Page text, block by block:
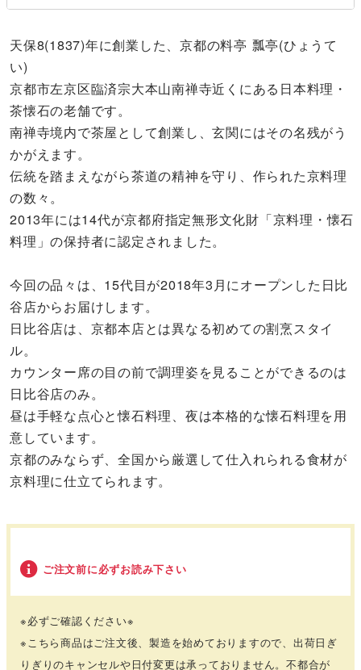
天保8(1837)年に創業した、京都の料亭 瓢亭(ひょうて
い)
京都市左京区臨済宗大本山南禅寺近くにある日本料理・
茶懐石の老舗です。
南禅寺境内で茶屋として創業し、玄関にはその名残がう
かがえます。
伝統を踏まえながら茶道の精神を守り、作られた京料理
の数々。
2013年には14代が京都府指定無形文化財「京料理・懐石
料理」の保持者に認定されました。
今回の品々は、15代目が2018年3月にオープンした日比
谷店からお届けします。
日比谷店は、京都本店とは異なる初めての割烹スタイ
ル。
カウンター席の目の前で調理姿を見ることができるのは
日比谷店のみ。
昼は手軽な点心と懐石料理、夜は本格的な懐石料理を用
意しています。
京都のみならず、全国から厳選して仕入れられる食材が
京料理に仕立てられます。
ご注文前に必ずお読み下さい
※必ずご確認ください※
※こちら商品はご注文後、製造を始めておりますので、出荷日ぎ
りぎりのキャンセルや日付変更は承っておりません。不都合が